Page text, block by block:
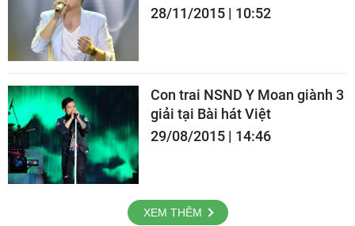
28/11/2015 | 10:52
Con trai NSND Y Moan giành 3
giải tại Bài hát Việt
29/08/2015 | 14:46
XEM THÊM